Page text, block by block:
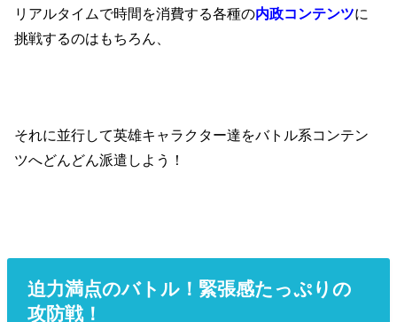
リアルタイムで時間を消費する各種の内政コンテンツに
挑戦するのはもちろん、
それに並行して英雄キャラクター達をバトル系コンテン
ツへどんどん派遣しよう！
迫力満点のバトル！緊張感たっぷりの
攻防戦！